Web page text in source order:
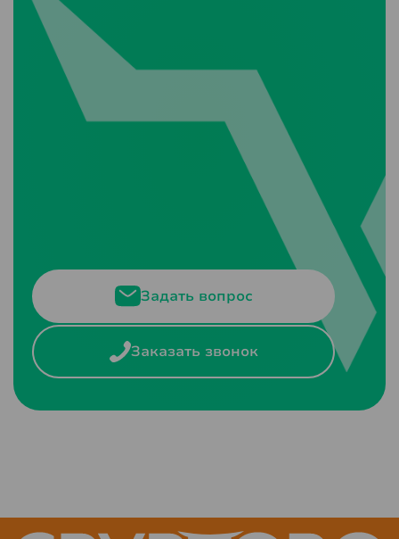
Задать вопрос
Заказать звонок